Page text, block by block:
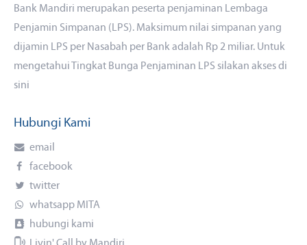
Bank Mandiri merupakan peserta penjaminan Lembaga
Penjamin Simpanan (LPS). Maksimum nilai simpanan yang
dijamin LPS per Nasabah per Bank adalah Rp 2 miliar. Untuk
mengetahui Tingkat Bunga Penjaminan LPS silakan aksesdi
sini
Hubungi Kami
email
facebook
twitter
whatsapp MITA
hubungi kami